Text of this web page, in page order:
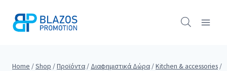
Home /Shop /Προϊόντα / Διαφημιστικά Δώρα /Kitchen & accessories /